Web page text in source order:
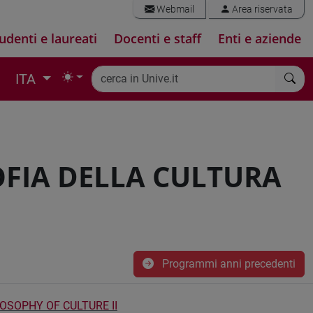
Webmail Area riservata
e laureati Docenti e staff Enti e aziende
ITA
DELLA CULTURA
Programmi anni precedenti
OF CULTURE II